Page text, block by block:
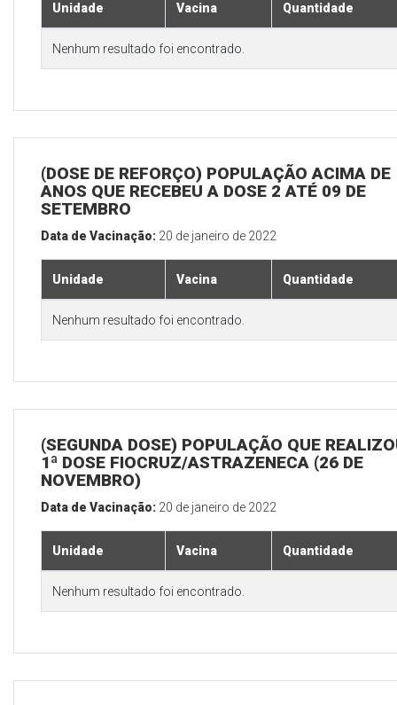
Unidade Vacina Quantidade
Nenhum resultado foi encontrado.
(DOSE DE REFORÇO) POPULAÇÃO ACIMA DE
ANOS QUE RECEBEU A DOSE 2 ATÉ 09 DE
SETEMBRO
Data de Vacinação: 20 de janeiro de 2022
Unidade Vacina Quantidade
Nenhum resultado foi encontrado.
(SEGUNDA DOSE) POPULAÇÃO QUE
1ª DOSE FIOCRUZ/ASTRAZENECA (26 DE
NOVEMBRO)
Data de Vacinação: 20 de janeiro de 2022
Unidade Vacina Quantidade
Nenhum resultado foi encontrado.